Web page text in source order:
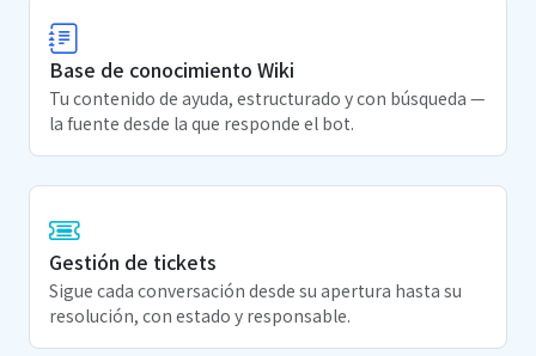
Base de conocimiento Wiki
Tu contenido de ayuda, estructurado y con búsqueda —
la fuente desde la que responde el bot.
Gestión de tickets
Sigue cada conversación desde su apertura hasta su
resolución, con estado y responsable.